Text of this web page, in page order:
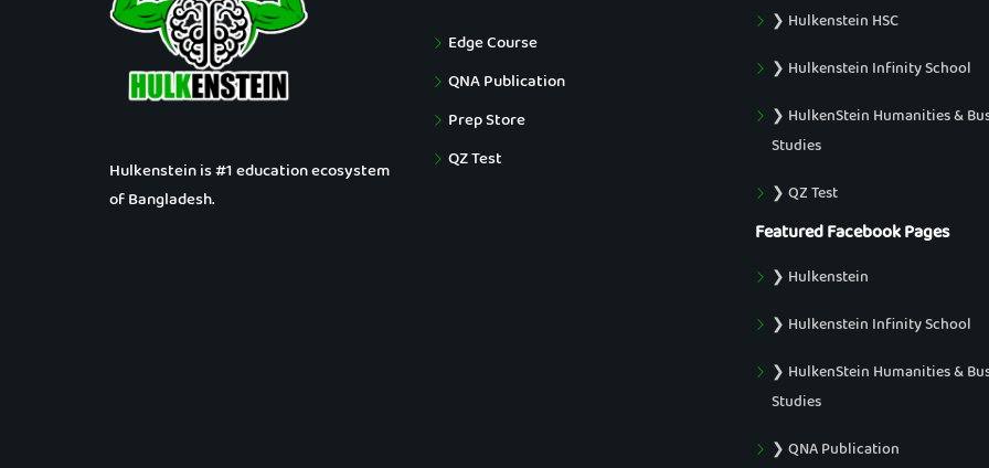
Hulkenstein is #1 education ecosystem
of Bangladesh.
Edge Course
QNA Publication
Prep Store
QZ Test
❯ Hulkenstein HSC
❯ Hulkenstein Infinity School
❯ HulkenStein Humanities &
Studies
❯ QZ Test
Featured Facebook Pages
❯ Hulkenstein
❯ Hulkenstein Infinity School
❯ HulkenStein Humanities &
Studies
❯ QNA Publication